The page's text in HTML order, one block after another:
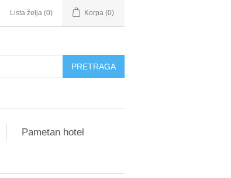
Lista želja (0) Korpa (0)
Pametan hotel